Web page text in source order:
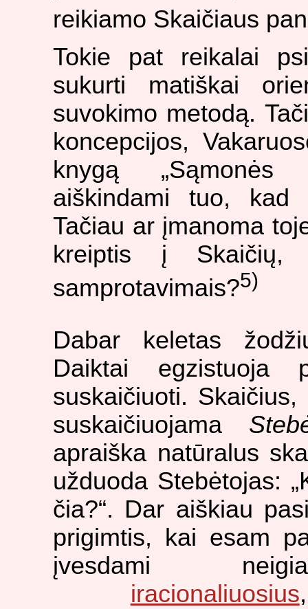
reikiamo Skaičiaus
Tokie pat reikalai
sukurti matiškai
suvokimo metodą.
koncepcijos,
knygą „Sąmonės
aiškindami tuo, kad
Tačiau ar įmanoma
kreiptis į Skaičių,
samprotavimais?5)
Dabar keletas
Daiktai egzistuoja
suskaičiuoti.
suskaičiuojama
apraiška natūralus
užduoda Stebėtojas:
čia?“. Dar aiškiau
prigimtis, kai esam
įvesdami
iracionaliuosius